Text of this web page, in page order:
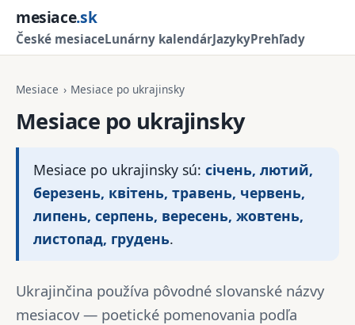
mesiace.sk
České mesiaceLunárny kalendárJazykyPrehľady
Mesiace › Mesiace po ukrajinsky
Mesiace po ukrajinsky
Mesiace po ukrajinsky sú: січень, лютий,
березень, квітень, травень, червень,
липень, серпень, вересень, жовтень,
листопад, грудень.
Ukrajinčina používa pôvodné slovanské názvy
mesiacov — poetické pomenovania podľa